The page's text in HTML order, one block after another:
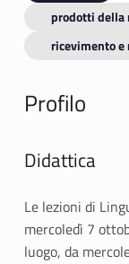
prodotti della
ricevimento
Profilo
Didattica
Le lezioni di
mercoledì 7
luogo, da